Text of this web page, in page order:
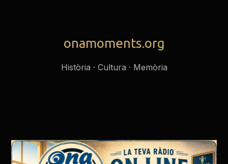
onamoments.org
Història · Cultura · Memòria